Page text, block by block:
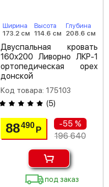
Ширина
173.2 см
Высота
114.6 см
Глубина
208.6 см
Двуспальная кровать
160х200 Ливорно ЛКР-1
ортопедическая орех
донской
Код товара: 175103
(5)
88490 Р
-55 %
196 640
под заказ